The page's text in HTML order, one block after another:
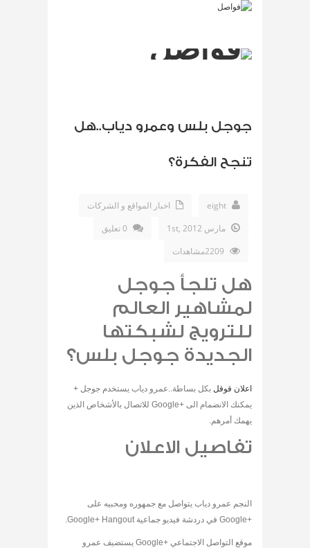
جوجل بلس وعمرو دياب..هل
تنجح الفكرة؟
eight
اخبار المواقع و الشركات
مارس 1st, 2012
0 تعليق
هل تلجأ جوجل
لمشاهير العالم
للترويج لشبكتها
الجديدة جوجل بلس؟
اعلان قوقل بكل بساطة..عمرو دياب يستخدم جوجل +
يمكنك الانضمام الى +Google للاتصال بالأشخاص الذين
يهمك أمرهم.
تفاصيل الاعلان
النجم عمرو دياب يتواصل مع جمهوره ومحبيه على
+Google في دردشة فيديو جماعية Google+ Hangout.
موقع التواصل الاجتماعي +Google يستضيف عمرو